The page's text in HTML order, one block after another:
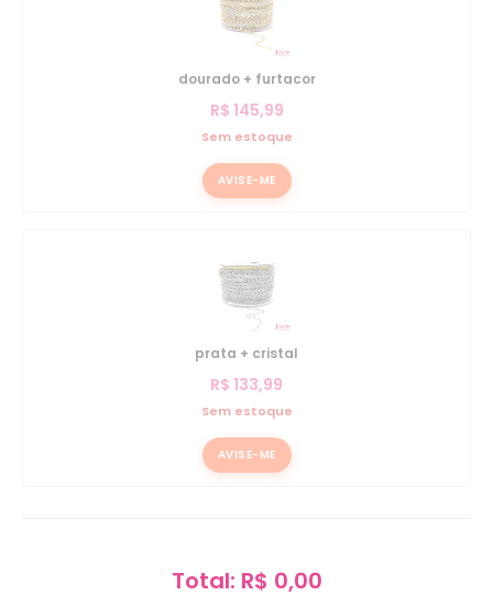
dourado + furtacor
R$ 145,99
Sem estoque
AVISE-ME
prata + cristal
R$ 133,99
Sem estoque
AVISE-ME
Total: R$ 0,00